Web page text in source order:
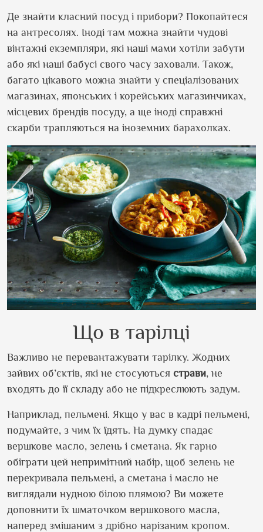
Де знайти класний посуд і прибори? Покопайтеся
на антресолях. Іноді там можна знайти чудові
вінтажні екземпляри, які наші мами хотіли забути
або які наші бабусі свого часу заховали. Також,
багато цікавого можна знайти у спеціалізованих
магазинах, японських і корейських магазинчиках,
місцевих брендів посуду, а ще іноді справжні
скарби трапляються на іноземних барахолках.
Що в тарілці
Важливо не перевантажувати тарілку. Жодних
зайвих об’єктів, які не стосуються страви, не
входять до її складу або не підкреслюють задум.
Наприклад, пельмені. Якщо у вас в кадрі пельмені,
подумайте, з чим їх їдять. На думку спадає
вершкове масло, зелень і сметана. Як гарно
обіграти цей непримітний набір, щоб зелень не
перекривала пельмені, а сметана і масло не
виглядали нудною білою плямою? Ви можете
доповнити їх шматочком вершкового масла,
наперед змішаним з дрібно нарізаним кропом.